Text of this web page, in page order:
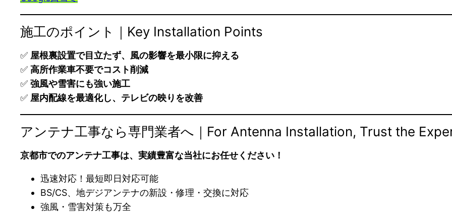
施工のポイント｜Key Installation Points
✅ 屋根裏設置で目立たず、風の影響を最小限に抑える
✅ 高所作業車不要でコスト削減
✅ 強風や雪害にも強い施工
✅ 屋内配線を最適化し、テレビの映りを改善
アンテナ工事なら専門業者へ｜For Antenna Installation, Trust the
京都市でのアンテナ工事は、実績豊富な当社にお任せください！
迅速対応！最短即日対応可能
BS/CS、地デジアンテナの新設・修理・交換に対応
強風・雪害対策も万全